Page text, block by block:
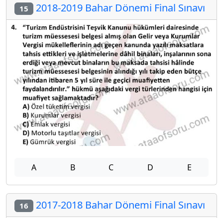
15 2018-2019 Bahar Dönemi Final Sınavı
A B C D E
16 2017-2018 Bahar Dönemi Final Sınavı